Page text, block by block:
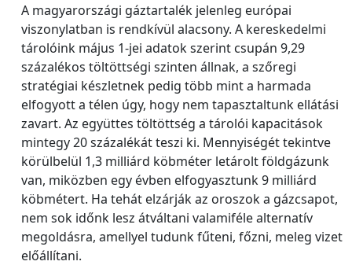
A magyarországi gáztartalék jelenleg európai
viszonylatban is rendkívül alacsony. A kereskedelmi
tárolóink május 1-jei adatok szerint csupán 9,29
százalékos töltöttségi szinten állnak, a szőregi
stratégiai készletnek pedig több mint a harmada
elfogyott a télen úgy, hogy nem tapasztaltunk ellátási
zavart. Az együttes töltöttség a tárolói kapacitások
mintegy 20 százalékát teszi ki. Mennyiségét tekintve
körülbelül 1,3 milliárd köbméter letárolt földgázunk
van, miközben egy évben elfogyasztunk 9 milliárd
köbmétert. Ha tehát elzárják az oroszok a gázcsapot,
nem sok időnk lesz átváltani valamiféle alternatív
megoldásra, amellyel tudunk fűteni, főzni, meleg vizet
előállítani.